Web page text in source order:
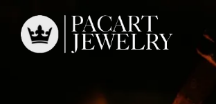
contenido